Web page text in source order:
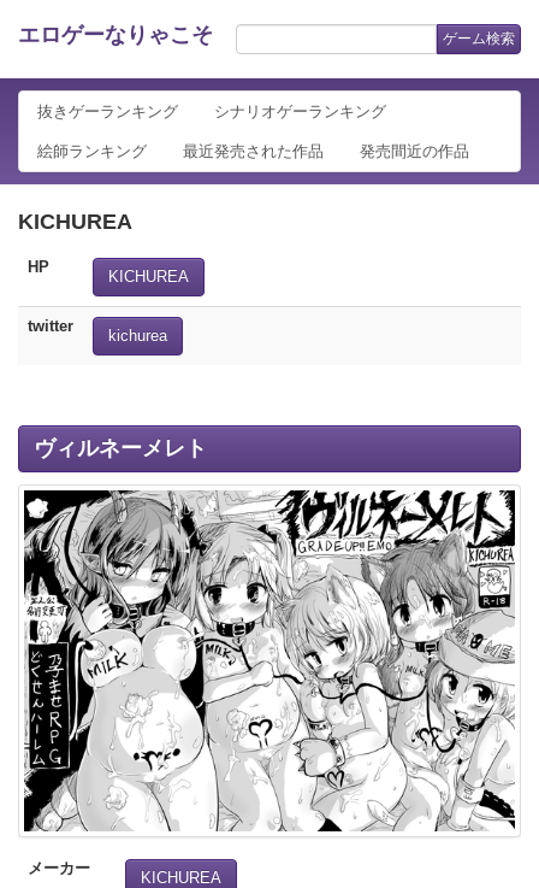
エロゲーなりゃこそ ゲーム検索
抜きゲーランキング シナリオゲーランキング
絵師ランキング 最近発売された作品 発売間近の作品
KICHUREA
HP
KICHUREA
twitter
kichurea
ヴィルネーメレト
メーカー
KICHUREA